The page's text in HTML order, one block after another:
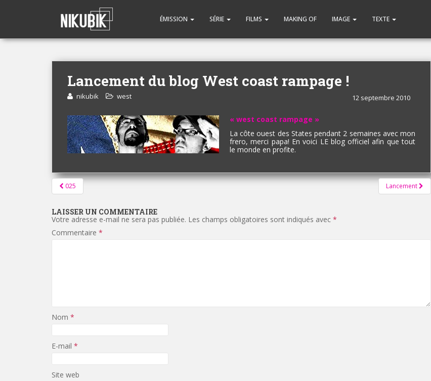
ÉMISSION SÉRIE FILMS MAKING OF IMAGE TEXTE
Lancement du blog West coast rampage !
12 septembre 2010
nikubik west
« west coast rampage »
La côte ouest des States pendant 2 semaines avec mon
frero, merci papa! En voici LE blog officiel afin que tout
le monde en profite.
Pagination
d'article
025 Lancement
LAISSER UN COMMENTAIRE
Votre adresse e-mail ne sera pas publiée. Les champs obligatoires sont indiqués avec *
Commentaire *
Nom *
E-mail *
Site web